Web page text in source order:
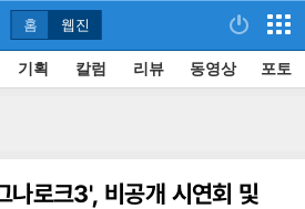
홈 웹진
기획 칼럼 리뷰 동영상 포토
나로크3', 비공개 시연회 및